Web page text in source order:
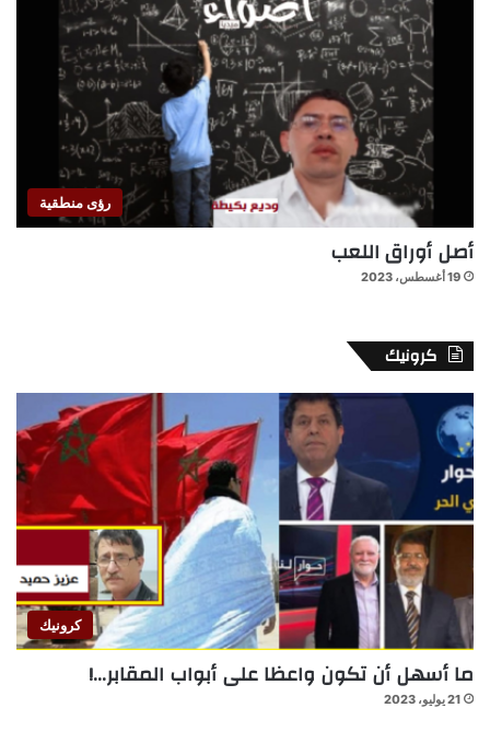
رؤى منطقية
أصل أوراق اللعب
19 أغسطس، 2023
كرونيك
كرونيك
ما أسهل أن تكون واعظا على أبواب المقابر…!
21 يوليو، 2023